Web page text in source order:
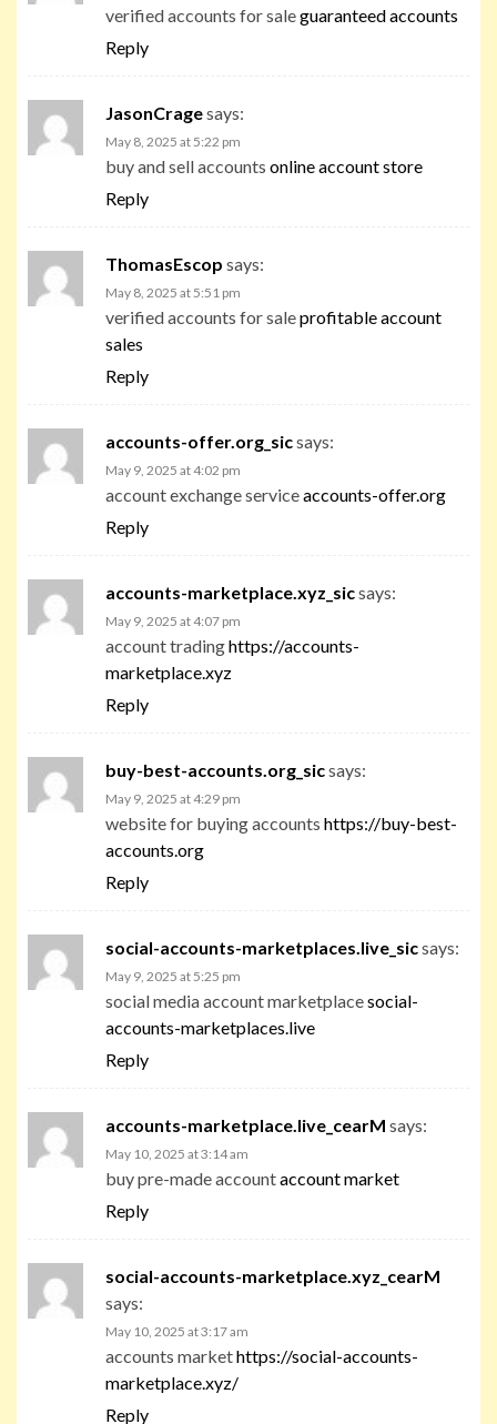
verified accounts for saleguaranteed accounts
Reply
JasonCragesays:
May 8, 2025 at 5:22 pm
buy and sell accounts online account store
Reply
ThomasEscop says:
May 8, 2025 at 5:51 pm
verified accounts for saleprofitable account
sales
Reply
accounts-offer.org_sicsays:
May 9, 2025 at 4:02 pm
account exchange serviceaccounts-offer.org
Reply
accounts-marketplace.xyz_sicsays:
May 9, 2025 at 4:07 pm
account tradinghttps://accounts-
marketplace.xyz
Reply
buy-best-accounts.org_sicsays:
May 9, 2025 at 4:29 pm
website for buying accounts https://buy-best-
accounts.org
Reply
social-accounts-marketplaces.live_sicsays:
May 9, 2025 at 5:25 pm
social media account marketplacesocial-
accounts-marketplaces.live
Reply
accounts-marketplace.live_cearM says:
May 10, 2025 at 3:14 am
buy pre-made accountaccount market
Reply
social-accounts-marketplace.xyz_cearM
says:
May 10, 2025 at 3:17 am
accounts markethttps://social-accounts-
marketplace.xyz/
Reply